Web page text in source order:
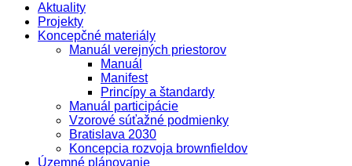
Aktuality
Projekty
Koncepčné materiály
Manuál verejných priestorov
Manuál
Manifest
Princípy a štandardy
Manuál participácie
Vzorové súťažné podmienky
Bratislava 2030
Koncepcia rozvoja brownfieldov
Územné plánovanie